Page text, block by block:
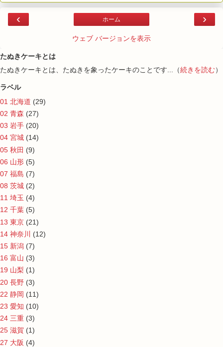
‹ ›
ホーム
ウェブ バージョンを表示
たぬきケーキとは
たぬきケーキとは、たぬきを象ったケーキのことです...（続きを読む）
ラベル
01 北海道 (29)
02 青森 (27)
03 岩手 (20)
04 宮城 (14)
05 秋田 (9)
06 山形 (5)
07 福島 (7)
08 茨城 (2)
11 埼玉 (4)
12 千葉 (5)
13 東京 (21)
14 神奈川
(12)
15 新潟 (7)
16 富山 (3)
19 山梨 (1)
20 長野 (3)
22 静岡 (11)
23 愛知 (10)
24 三重 (3)
25 滋賀 (1)
27 大阪 (4)